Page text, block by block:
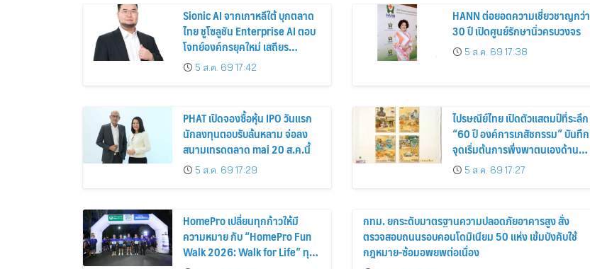
Sionic AI จากเกาหลีใต้ บุกตลาด
ไทย ชูโซลูชัน Enterprise AI ตอบ
โจทย์องค์กรยุคใหม่ เสถียร
ปลอดภัย และใช้งานได้จริง
5 ส.ค. 69 17:42
HANN ต่อยอดความเชี่ยวชาญกว่า
30 ปี เปิดศูนย์รักษานิ่วครบวงจร
5 ส.ค. 69 17:38
PHAT เปิดจองซื้อหุ้น IPO วันแรก
นักลงทุนตอบรับล้นหลาม จ่อลง
สนามเทรดตลาด mai 20 ส.ค.นี้
5 ส.ค. 69 17:29
ไปรษณีย์ไทย เปิดตัวแสตมป์ที่ระลึก
“60 ปี องค์การเภสัชกรรม” บันทึก
จุดเริ่มต้นการพึ่งพาตนเองด้านยา
ของไทย สู่ 6 ทศวรรษแห่งการ
พัฒนาสุขภาพคนไทย
5 ส.ค. 69 17:27
HomePro เปลี่ยนทุกก้าวให้มี
ความหมาย กับ “HomePro Fun
Walk 2026: Walk for Life” ทุก
กทม. ยกระดับมาตรฐานความปลอดภัยอาคารสูง สั่ง
ตรวจสอบถนนรอบคอนโดมิเนียม 50 แห่ง เข้มบังคับใช้
กฎหมาย-ซ้อมอพยพต่อเนื่อง